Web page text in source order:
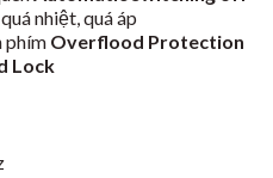
nhiệt, quá áp
phím Overflood Protection
Lock